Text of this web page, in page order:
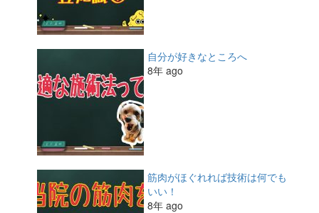
自分が好きなところへ
8年 ago
筋肉がほぐれれば技術は何でも
いい！
8年 ago